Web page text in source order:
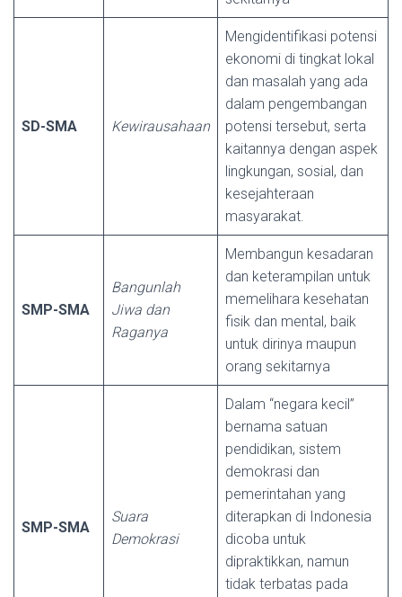
SD-SMA Kewirausahaan
Mengidentifikasi potensi
ekonomi di tingkat lokal
dan masalah yang ada
dalam pengembangan
potensi tersebut, serta
kaitannya dengan aspek
lingkungan, sosial, dan
kesejahteraan
masyarakat.
SMP-SMA
Bangunlah
Jiwa dan
Raganya
Membangun kesadaran
dan keterampilan untuk
memelihara kesehatan
fisik dan mental, baik
untuk dirinya maupun
orang sekitarnya
SMP-SMA
Suara
Demokrasi
Dalam “negara kecil”
bernama satuan
pendidikan, sistem
demokrasi dan
pemerintahan yang
diterapkan di Indonesia
dicoba untuk
dipraktikkan, namun
tidak terbatas pada